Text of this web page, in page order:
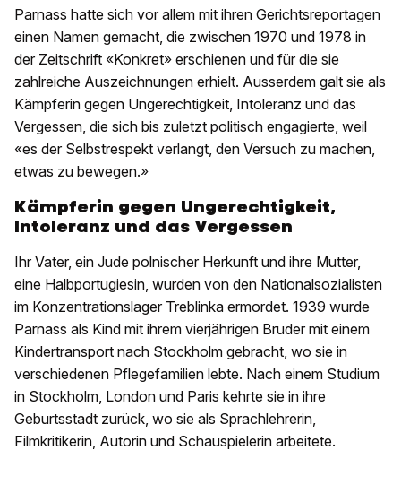
Parnass hatte sich vor allem mit ihren Gerichtsreportagen
einen Namen gemacht, die zwischen 1970 und 1978 in
der Zeitschrift «Konkret» erschienen und für die sie
zahlreiche Auszeichnungen erhielt. Ausserdem galt sie als
Kämpferin gegen Ungerechtigkeit, Intoleranz und das
Vergessen, die sich bis zuletzt politisch engagierte, weil
«es der Selbstrespekt verlangt, den Versuch zu machen,
etwas zu bewegen.»
Kämpferin gegen Ungerechtigkeit,
Intoleranz und das Vergessen
Ihr Vater, ein Jude polnischer Herkunft und ihre Mutter,
eine Halbportugiesin, wurden von den Nationalsozialisten
im Konzentrationslager Treblinka ermordet. 1939 wurde
Parnass als Kind mit ihrem vierjährigen Bruder mit einem
Kindertransport nach Stockholm gebracht, wo sie in
verschiedenen Pflegefamilien lebte. Nach einem Studium
in Stockholm, London und Paris kehrte sie in ihre
Geburtsstadt zurück, wo sie als Sprachlehrerin,
Filmkritikerin, Autorin und Schauspielerin arbeitete.